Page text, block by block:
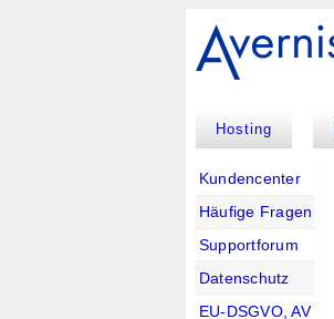
Hosting
Kundencenter
Häufige Fragen
Supportforum
Datenschutz
EU-DSGVO, AV